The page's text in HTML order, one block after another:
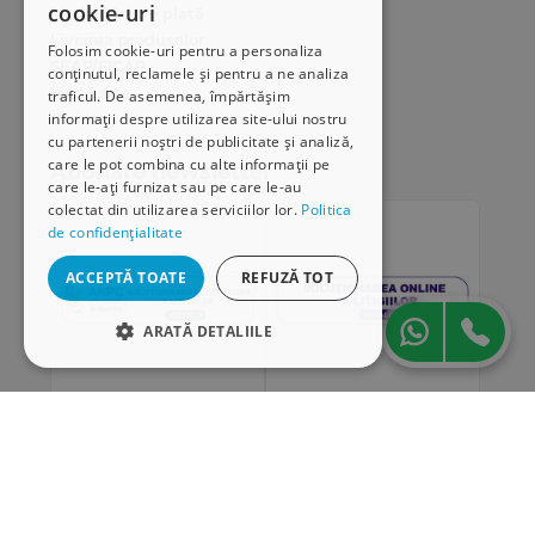
cookie-uri
Folosim cookie-uri pentru a personaliza
conținutul, reclamele și pentru a ne analiza
traficul. De asemenea, împărtășim
informații despre utilizarea site-ului nostru
cu partenerii noștri de publicitate și analiză,
care le pot combina cu alte informații pe
care le-ați furnizat sau pe care le-au
colectat din utilizarea serviciilor lor. Politica
de confidențialitate
ACCEPTĂ TOATE REFUZĂ TOT
ARATĂ DETALIILE
Modalități de plată
SEAP/SICAP
Hartă site
Cariere
Abonare newsletter